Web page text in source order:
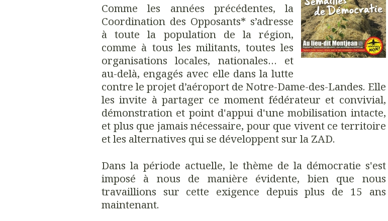
Comme les années précédentes, la
Coordination des Opposants* s’adresse
à toute la population de la région,
comme à tous les militants, toutes les
organisations locales, nationales… et
au-delà, engagés avec elle dans la lutte
contre le projet d’aéroport de Notre-Dame-des-Landes. Elle
les invite à partager ce moment fédérateur et convivial,
démonstration et point d'appui d'une mobilisation intacte,
et plus que jamais nécessaire, pour que vivent ce territoire
et les alternatives qui se développent sur la ZAD.
Dans la période actuelle, le thème de la démocratie s'est
imposé à nous de manière évidente, bien que nous
travaillions sur cette exigence depuis plus de 15 ans
maintenant.